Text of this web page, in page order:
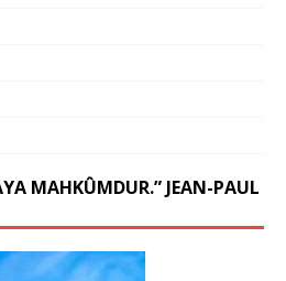
MAHKÛMDUR.” JEAN-PAUL